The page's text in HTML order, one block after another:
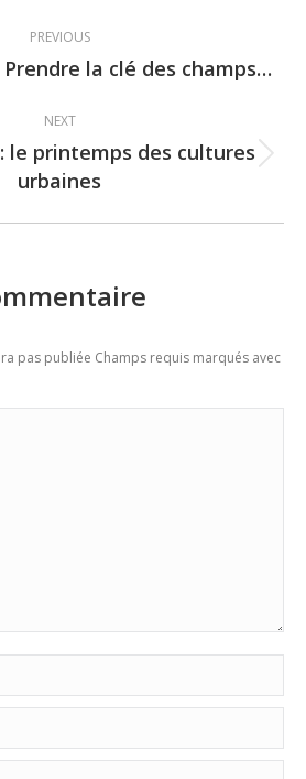
PREVIOUS
Previousla clé des champs…
NEXT
Next
post:
le printemps des cultures
urbaines
pas publiée Champs requis marqués avec